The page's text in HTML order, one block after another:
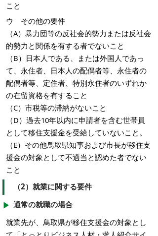
こと
ウ その他の要件
（A）暴力団等の反社会的勢力または反社会
的勢力と関係を有する者でないこと
（B）日本人である、または外国人であっ
て、永住者、日本人の配偶者等、永住者の
配偶者等、定住者、特別永住者のいずれか
の在留資格を有すること
（C）市税等の滞納がないこと
（D）過去10年以内に申請者を含む世帯員
として移住支援金を受給していないこと。
（E）その他鳥取県知事および市長が移住支
援金の対象として不適当と認めた者でない
こと
（2）就業に関する要件
通常の就職の場合
就業先が、鳥取県が移住支援金の対象とし